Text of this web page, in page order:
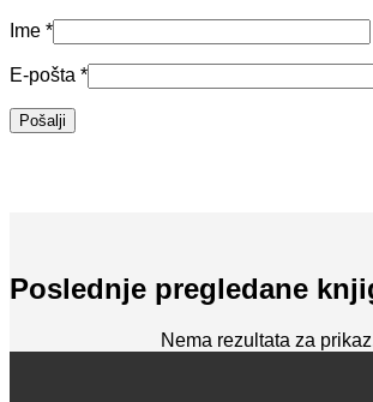
Ime *
E-pošta *
Poslednje pregledane
Nema rezultata za